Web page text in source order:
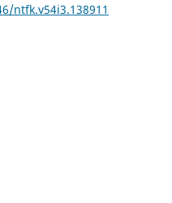
ntfk.v54i3.138911